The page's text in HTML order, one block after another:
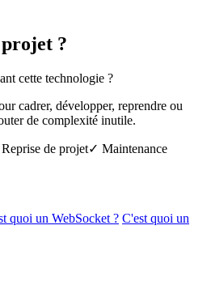
?
cette technologie ?
cadrer, développer, reprendre ou
de complexité inutile.
de projet✓ Maintenance
quoi un WebSocket ? C'est quoi un